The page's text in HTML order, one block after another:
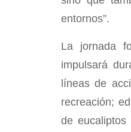
entornos”.
La jornada
impulsará
líneas de
recreación;
de